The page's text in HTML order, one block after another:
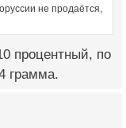
не продаётся,
процентный, по
грамма.